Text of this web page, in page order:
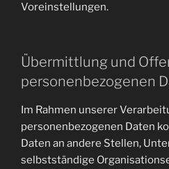
Voreinstellungen.
Übermittlung und
personenbezogenen
Im Rahmen unserer
personenbezogenen Daten
Daten an andere Stellen,
selbstständige